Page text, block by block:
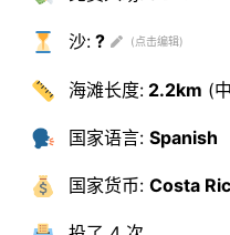
沙:?
海滩长度:2.2km (
国家语言: Spanish
国家货币: Costa